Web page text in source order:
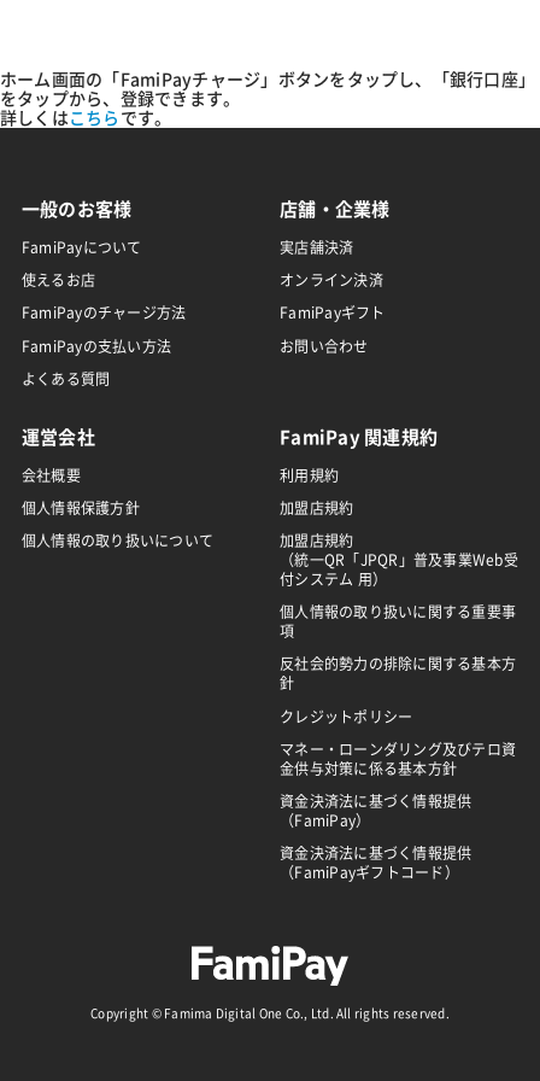
ホーム画面の「FamiPayチャージ」ボタンをタップし、「銀行口座」
をタップから、登録できます。
詳しくは こちら です。
一般のお客様
FamiPayについて
使えるお店
FamiPayのチャージ方法
FamiPayの支払い方法
よくある質問
店舗・企業様
実店舗決済
オンライン決済
FamiPayギフト
お問い合わせ
運営会社
会社概要
個人情報保護方針
個人情報の取り扱いについて
FamiPay 関連規約
利用規約
加盟店規約
加盟店規約
（統一QR「JPQR」普及事業Web受
付システム 用）
個人情報の取り扱いに関する重要事
項
反社会的勢力の排除に関する基本方
針
クレジットポリシー
マネー・ローンダリング及びテロ資
金供与対策に係る基本方針
資金決済法に基づく情報提供
（FamiPay）
資金決済法に基づく情報提供
（FamiPayギフトコード）
Copyright © Famima Digital One Co., Ltd. All rights reserved.